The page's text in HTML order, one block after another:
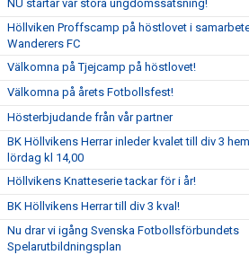
NU startar vår stora ungdomssatsning!
Höllviken Proffscamp på höstlovet i
Wanderers FC
Välkomna på Tjejcamp på höstlovet!
Välkomna på årets Fotbollsfest!
Hösterbjudande från vår partner
BK Höllvikens Herrar inleder kvalet till div 3
lördag kl 14,00
Höllvikens Knatteserie tackar för i år!
BK Höllvikens Herrar till div 3 kval!
Nu drar vi igång Svenska Fotbollsförbundets
Spelarutbildningsplan